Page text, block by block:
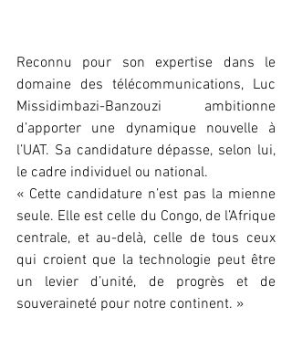
Reconnu pour son expertise dans le
domaine des télécommunications, Luc
Missidimbazi-Banzouzi ambitionne
d’apporter une dynamique nouvelle à
l’UAT. Sa candidature dépasse, selon lui,
le cadre individuel ou national.
« Cette candidature n’est pas la mienne
seule. Elle est celle du Congo, de l’Afrique
centrale, et au-delà, celle de tous ceux
qui croient que la technologie peut être
un levier d’unité, de progrès et de
souveraineté pour notre continent. »